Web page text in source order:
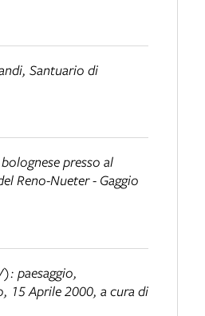
Santuario di
presso al
Reno-Nueter - Gaggio
paesaggio,
15 Aprile 2000, a cura di